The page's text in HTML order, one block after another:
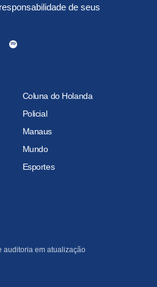
de seus
Coluna do Holanda
Policial
Manaus
Mundo
Esportes
auditoria em atualização